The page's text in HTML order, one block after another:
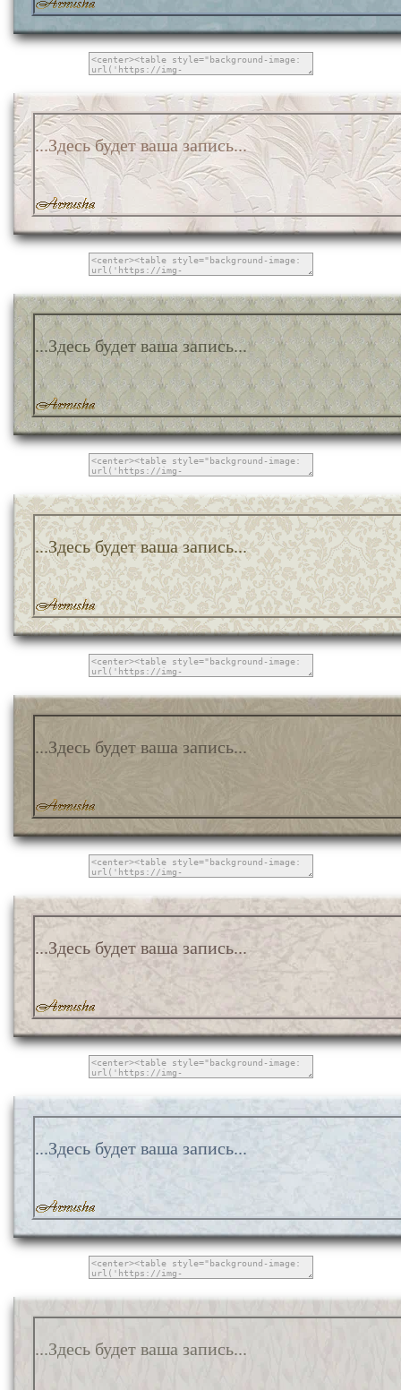
...Здесь будет ваша запись...
...Здесь будет ваша запись...
...Здесь будет ваша запись...
...Здесь будет ваша запись...
...Здесь будет ваша запись...
...Здесь будет ваша запись...
...Здесь будет ваша запись...